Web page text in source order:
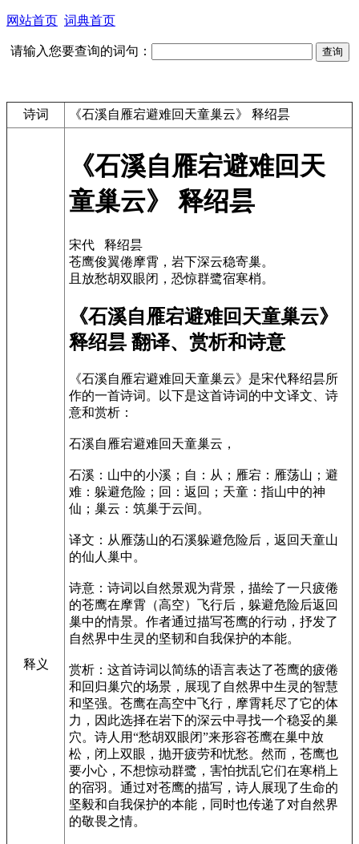
网站首页 词典首页
请输入您要查询的词句：
诗词 《石溪自雁宕避难回天童巢云》 释绍昙
释义
《石溪自雁宕避难回天
童巢云》 释绍昙
宋代 释绍昙
苍鹰俊翼倦摩霄，岩下深云稳寄巢。
且放愁胡双眼闭，恐惊群鹭宿寒梢。
《石溪自雁宕避难回天童巢云》
释绍昙 翻译、赏析和诗意
《石溪自雁宕避难回天童巢云》是宋代释绍昙所
作的一首诗词。以下是这首诗词的中文译文、诗
意和赏析：
石溪自雁宕避难回天童巢云，
石溪：山中的小溪；自：从；雁宕：雁荡山；避
难：躲避危险；回：返回；天童：指山中的神
仙；巢云：筑巢于云间。
译文：从雁荡山的石溪躲避危险后，返回天童山
的仙人巢中。
诗意：诗词以自然景观为背景，描绘了一只疲倦
的苍鹰在摩霄（高空）飞行后，躲避危险后返回
巢中的情景。作者通过描写苍鹰的行动，抒发了
自然界中生灵的坚韧和自我保护的本能。
赏析：这首诗词以简练的语言表达了苍鹰的疲倦
和回归巢穴的场景，展现了自然界中生灵的智慧
和坚强。苍鹰在高空中飞行，摩霄耗尽了它的体
力，因此选择在岩下的深云中寻找一个稳妥的巢
穴。诗人用“愁胡双眼闭”来形容苍鹰在巢中放
松，闭上双眼，抛开疲劳和忧愁。然而，苍鹰也
要小心，不想惊动群鹭，害怕扰乱它们在寒梢上
的宿羽。通过对苍鹰的描写，诗人展现了生命的
坚毅和自我保护的本能，同时也传递了对自然界
的敬畏之情。